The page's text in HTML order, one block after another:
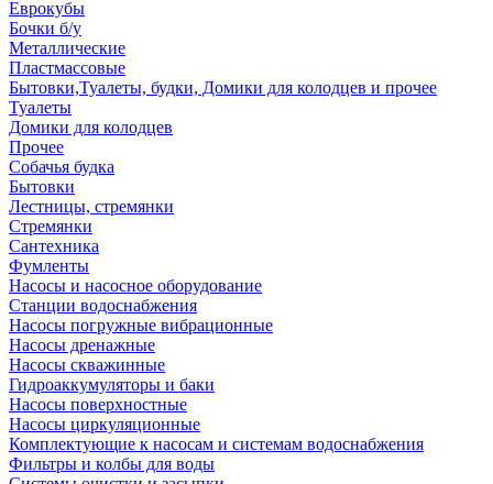
Еврокубы
Бочки б/у
Металлические
Пластмассовые
Бытовки,Туалеты, будки, Домики для колодцев и прочее
Туалеты
Домики для колодцев
Прочее
Собачья будка
Бытовки
Лестницы, стремянки
Стремянки
Сантехника
Фумленты
Насосы и насосное оборудование
Станции водоснабжения
Насосы погружные вибрационные
Насосы дренажные
Насосы скважинные
Гидроаккумуляторы и баки
Насосы поверхностные
Насосы циркуляционные
Комплектующие к насосам и системам водоснабжения
Фильтры и колбы для воды